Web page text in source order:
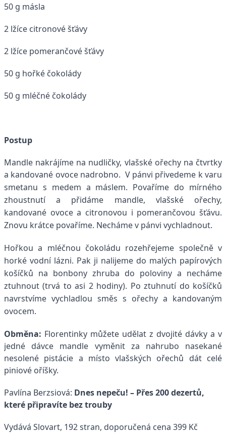
50 g másla
2 lžíce citronové šťávy
2 lžíce pomerančové šťávy
50 g hořké čokolády
50 g mléčné čokolády
Postup
Mandle nakrájíme na nudličky, vlašské ořechy na čtvrtky
a kandované ovoce nadrobno. V pánvi přivedeme k varu
smetanu s medem a máslem. Povaříme do mírného
zhoustnutí a přidáme mandle, vlašské ořechy,
kandované ovoce a citronovou i pomerančovou šťávu.
Znovu krátce povaříme. Necháme v pánvi vychladnout.
Hořkou a mléčnou čokoládu rozehřejeme společně v
horké vodní lázni. Pak ji nalijeme do malých papírových
košíčků na bonbony zhruba do poloviny a necháme
ztuhnout(trvá to asi 2 hodiny). Po ztuhnutí do košíčků
navrstvíme vychladlou směs s ořechy a kandovaným
ovocem.
Obměna: Florentinky můžete udělat z dvojité dávky a v
jedné dávce mandle vyměnit za nahrubo nasekané
nesolené pistácie a místo vlašských ořechů dát celé
piniové oříšky.
Pavlína Berzsiová: Dnes nepeču! – Přes 200 dezertů,
které připravíte bez trouby
Vydává Slovart, 192 stran, doporučená cena 399 Kč